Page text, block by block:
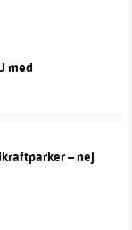
med
– nej